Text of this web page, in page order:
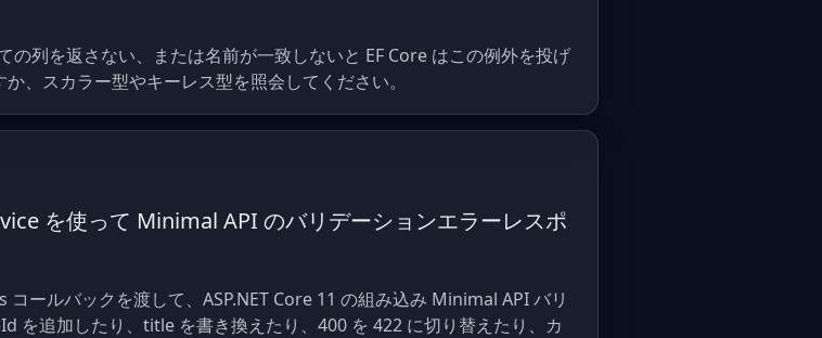
の列を返さない、または名前が一致しないと EF Core はこの例外を投げ
、スカラー型やキーレス型を照会してください。
を使って Minimal API のバリデーションエラーレスポ
ルバックを渡して、ASP.NET Core 11 の組み込み Minimal API バリ
を追加したり、title を書き換えたり、400 を 422 に切り替えたり、カ